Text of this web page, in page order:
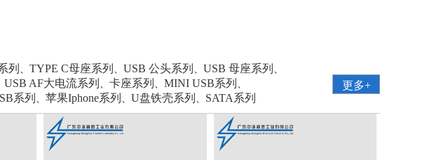
列 、 TYPE C母座系列 、 USB 公头系列 、 USB 母座系列 、
USB AF大电流系列 、 卡座系列 、 MINI USB系列 、
系列 、 苹果Iphone系列 、 U盘铁壳系列 、 SATA系列
更多+